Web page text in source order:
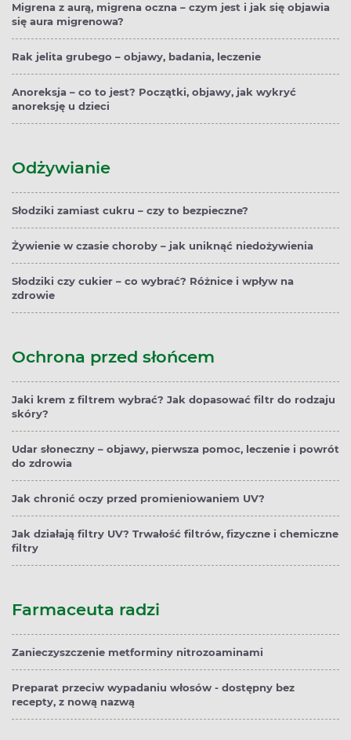
Migrena z aurą, migrena oczna – czym jest i jak się objawia
się aura migrenowa?
Rak jelita grubego – objawy, badania, leczenie
Anoreksja – co to jest? Początki, objawy, jak wykryć
anoreksję u dzieci
Odżywianie
Słodziki zamiast cukru – czy to bezpieczne?
Żywienie w czasie choroby – jak uniknąć niedożywienia
Słodziki czy cukier – co wybrać? Różnice i wpływ na
zdrowie
Ochrona przed słońcem
Jaki krem z filtrem wybrać? Jak dopasować filtr do rodzaju
skóry?
Udar słoneczny – objawy, pierwsza pomoc, leczenie i powrót
do zdrowia
Jak chronić oczy przed promieniowaniem UV?
Jak działają filtry UV? Trwałość filtrów, fizyczne i chemiczne
filtry
Farmaceuta radzi
Zanieczyszczenie metforminy nitrozoaminami
Preparat przeciw wypadaniu włosów - dostępny bez
recepty, z nową nazwą